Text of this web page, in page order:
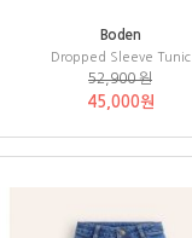
Boden
Dropped Sleeve Tunic
52,900 원
45,000원